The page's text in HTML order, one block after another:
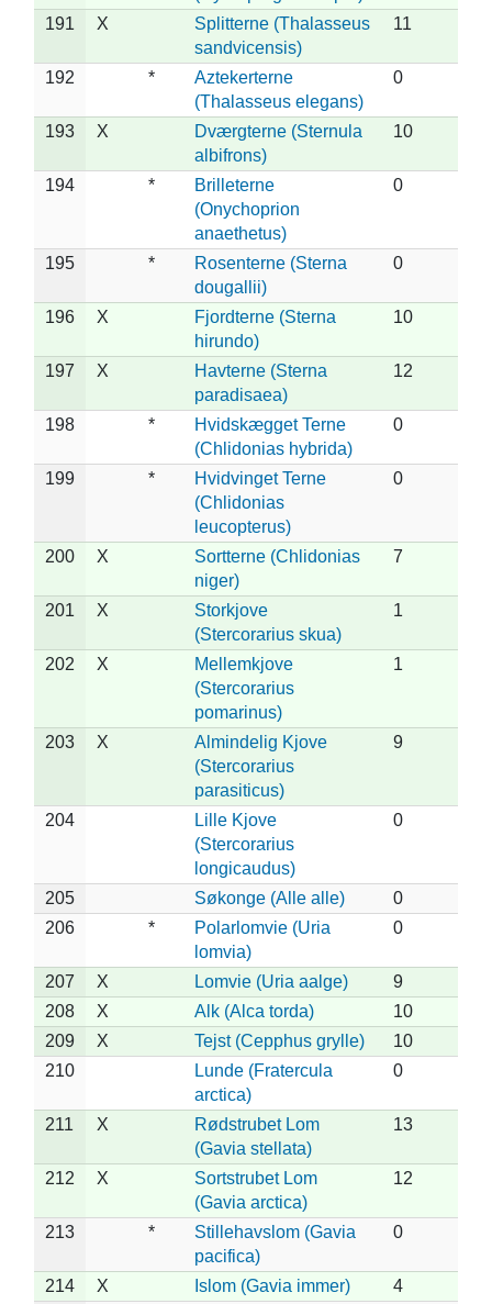
191
X
Splitterne (Thalasseus
sandvicensis)
11
192 *
Aztekerterne
(Thalasseus elegans)
0
193 X
Dværgterne (Sternula
albifrons)
10
194 *
Brilleterne
(Onychoprion
anaethetus)
0
195 *
Rosenterne (Sterna
dougallii)
0
196 X
Fjordterne (Sterna
hirundo)
10
197 X
Havterne (Sterna
paradisaea)
12
198 *
Hvidskægget Terne
(Chlidonias hybrida)
0
199 *
Hvidvinget Terne
(Chlidonias
leucopterus)
0
200 X
Sortterne (Chlidonias
niger)
7
201 X
Storkjove
(Stercorarius skua)
1
202 X
Mellemkjove
(Stercorarius
pomarinus)
1
203 X
Almindelig Kjove
(Stercorarius
parasiticus)
9
204
Lille Kjove
(Stercorarius
longicaudus)
0
205 Søkonge (Alle alle)
0
206
*
Polarlomvie (Uria
lomvia)
0
207 X Lomvie (Uria aalge)
9
208
X Alk (Alca torda)
10
209
X Tejst (Cepphus grylle)
10
210
Lunde (Fratercula
arctica)
0
211 X
Rødstrubet Lom
(Gavia stellata)
13
212 X
Sortstrubet Lom
(Gavia arctica)
12
213 *
Stillehavslom (Gavia
pacifica)
0
214 X Islom (Gavia immer)
4